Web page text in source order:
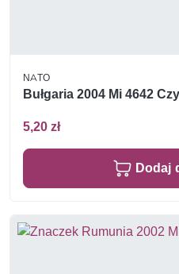
NATO
Bułgaria 2004 Mi 4642
5,20 zł
Dodaj